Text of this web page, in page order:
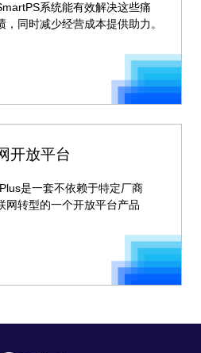
系统能有效解决这些痛
同时减少经营成本提供助力。
开放平台
是一套不依赖于特定厂商
网转型的一个开放平台产品